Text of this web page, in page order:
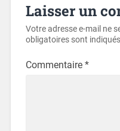
Laisser un
Votre adresse e-mail ne
obligatoires sont
Commentaire *